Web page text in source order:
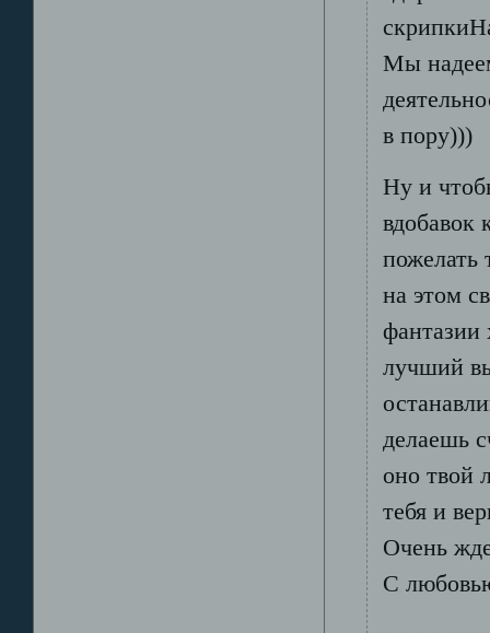
Мы
в пору)))
Ну и
вдобавок
пожелать
на этом
фантазии
лучший
делаешь
оно твой
тебя и
Очень
С